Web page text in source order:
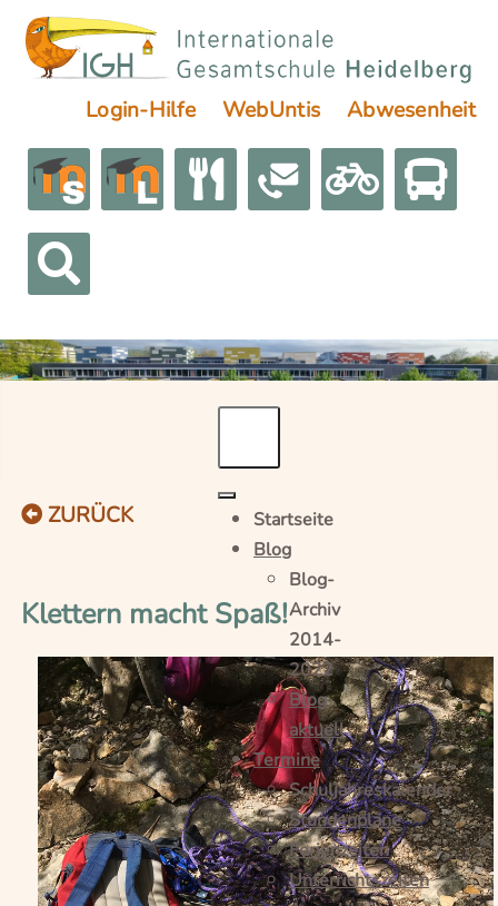
Login-Hilfe WebUntis Abwesenheit
Startseite
Blog
Blog-
Archiv
2014-
2022
Blog
aktuell
Termine
Schuljahreskalender
Stundenpläne
Ferienzeiten
Unterrichtszeiten
ZURÜCK
Klettern macht Spaß!